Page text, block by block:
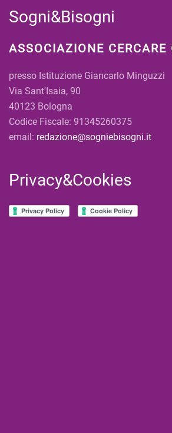
Sogni&Bisogni
ASSOCIAZIONE CERCARE
presso Istituzione Giancarlo Minguzzi
Via Sant'Isaia, 90
40123 Bologna
Codice Fiscale: 91345260375
email: redazione@sogniebisogni.it
Privacy&Cookies